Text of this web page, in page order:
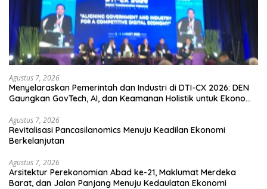
Agustus 7, 2026
Menyelaraskan Pemerintah dan Industri di DTI-CX 2026: DEN
Gaungkan GovTech, AI, dan Keamanan Holistik untuk Ekonomi
Agustus 7, 2026
Revitalisasi Pancasilanomics Menuju Keadilan Ekonomi
Berkelanjutan
Agustus 7, 2026
Arsitektur Perekonomian Abad ke-21, Maklumat Merdeka
Barat, dan Jalan Panjang Menuju Kedaulatan Ekonomi